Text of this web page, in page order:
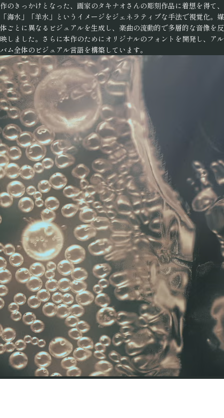
作のきっかけとなった、画家のタキナオさんの彫刻作品に着想を得て、
「海水」「羊水」というイメージをジェネラティブな手法で視覚化。媒
体ごとに異なるビジュアルを生成し、楽曲の流動的で多層的な音像を反
映しました。さらに本作のためにオリジナルのフォントを開発し、アル
バム全体のビジュアル言語を構築しています。